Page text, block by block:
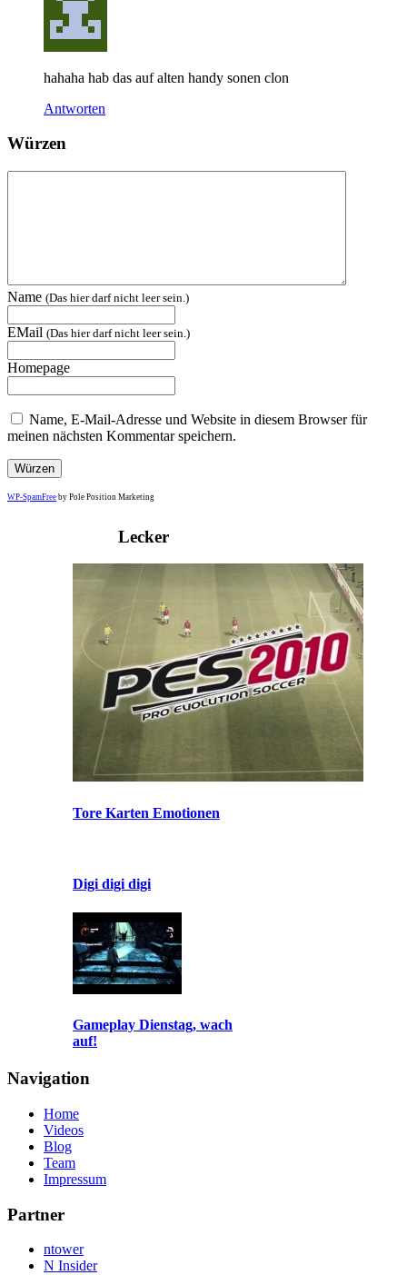
hahaha hab das auf alten handy sonen clon
Antworten
Würzen
Name (Das hier darf nicht leer sein.)
EMail (Das hier darf nicht leer sein.)
Homepage
Name, E-Mail-Adresse und Website in diesem Browser für
meinen nächsten Kommentar speichern.
WP-SpamFree by Pole Position Marketing
Lecker
Tore Karten Emotionen
Digi digi digi
Gameplay Dienstag, wach
auf!
Navigation
Home
Videos
Blog
Team
Impressum
Partner
ntower
N Insider